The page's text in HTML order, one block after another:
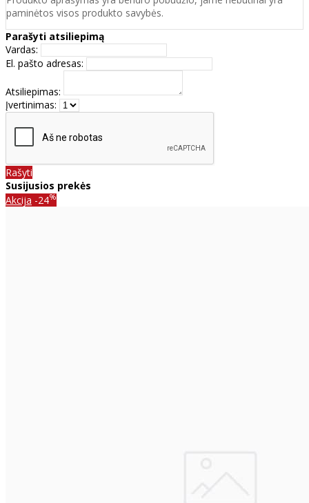
paminėtos visos produkto savybės.
Parašyti atsiliepimą
Vardas:
El. pašto adresas:
Atsiliepimas:
Įvertinimas:
Rašyti
Susijusios prekės
Akcija -24%